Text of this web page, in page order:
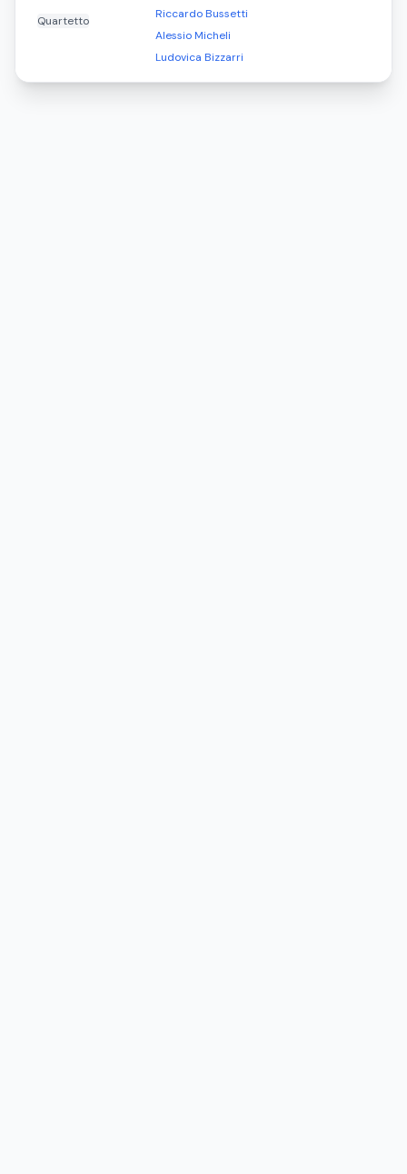
Quartetto
Riccardo Bussetti
Alessio Micheli
Ludovica Bizzarri